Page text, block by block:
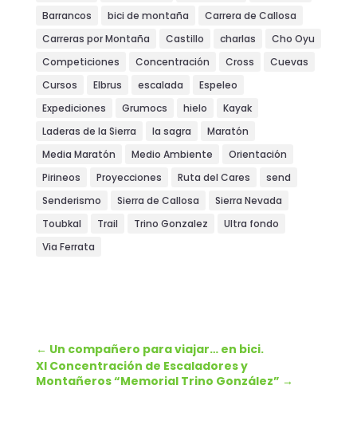
Barrancos
bici de montaña
Carrera de Callosa
Carreras por Montaña
Castillo charlas
Cho Oyu
Competiciones
Concentración Cross
Cuevas
Cursos
Elbrus escalada
Espeleo
Expediciones
Grumocs hielo
Kayak
Laderas de la Sierra
la sagra
Maratón
Media Maratón
Medio Ambiente
Orientación
Pirineos
Proyecciones Ruta del Cares
send
Senderismo
Sierra de Callosa
Sierra Nevada
Toubkal
Trail Trino Gonzalez
Ultra fondo
Via Ferrata
← Un compañero para viajar… en bici.
XI Concentración de Escaladores y
Montañeros “Memorial Trino González” →